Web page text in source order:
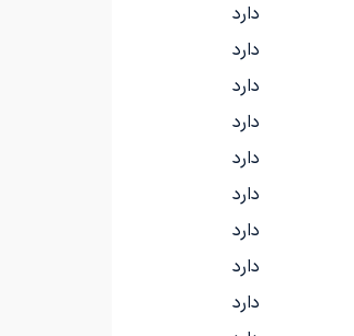
دارد
دارد
دارد
دارد
دارد
دارد
دارد
دارد
دارد